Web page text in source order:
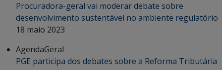
Procuradora-geral vai moderar debate sobre
desenvolvimento sustentável no ambiente regulatório
18 maio 2023
AgendaGeral
PGE participa dos debates sobre a Reforma Tributária